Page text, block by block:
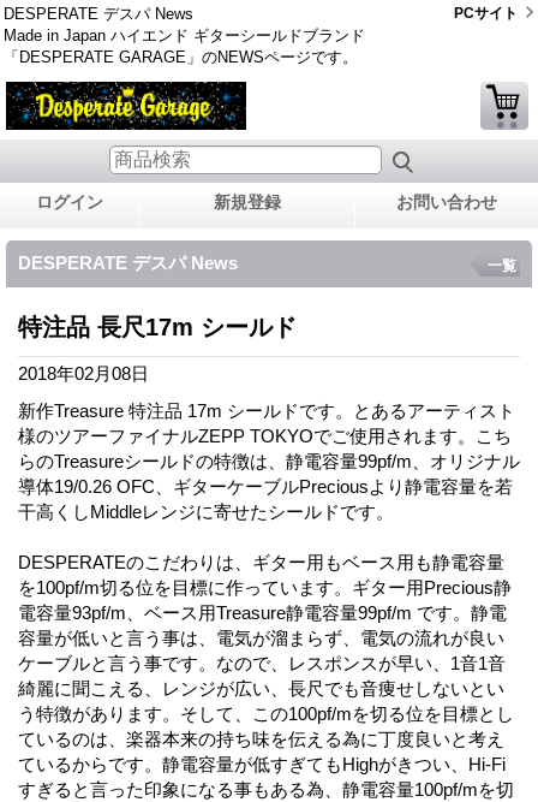
DESPERATE デスパ News
Made in Japan ハイエンド ギターシールドブランド
「DESPERATE GARAGE」のNEWSページです。
PCサイト
ログイン 新規登録 お問い合わせ
DESPERATE デスパ News 一覧
特注品 長尺17m シールド
2018年02月08日
新作Treasure 特注品 17m シールドです。とあるアーティスト
様のツアーファイナルZEPP TOKYOでご使用されます。こち
らのTreasureシールドの特徴は、静電容量99pf/m、オリジナル
導体19/0.26 OFC、ギターケーブルPreciousより静電容量を若
干高くしMiddleレンジに寄せたシールドです。
DESPERATEのこだわりは、ギター用もベース用も静電容量
を100pf/m切る位を目標に作っています。ギター用Precious静
電容量93pf/m、ベース用Treasure静電容量99pf/m です。静電
容量が低いと言う事は、電気が溜まらず、電気の流れが良い
ケーブルと言う事です。なので、レスポンスが早い、1音1音
綺麗に聞こえる、レンジが広い、長尺でも音痩せしないとい
う特徴があります。そして、この100pf/mを切る位を目標とし
ているのは、楽器本来の持ち味を伝える為に丁度良いと考え
ているからです。静電容量が低すぎてもHighがきつい、Hi-Fi
すぎると言った印象になる事もある為、静電容量100pf/mを切